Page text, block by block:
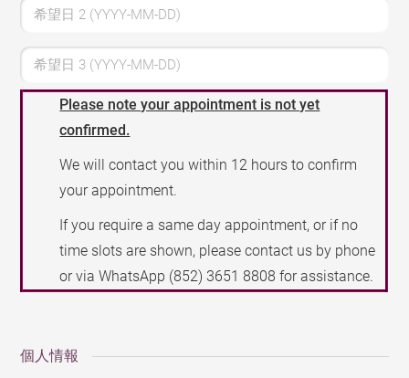
希望日 2 (YYYY-MM-DD)
希望日 3 (YYYY-MM-DD)
Please note your appointment is not yet
confirmed.
We will contact you within 12 hours to confirm
your appointment.
If you require a same day appointment, or if no
time slots are shown, please contact us by phone
or via WhatsApp (852) 3651 8808 for assistance.
個人情報